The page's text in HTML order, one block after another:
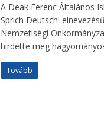
A Deák Ferenc Általános
Sprich Deutsch!
Nemzetiségi
hirdette meg
Tovább